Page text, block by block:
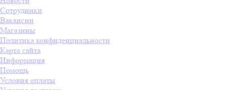
Сотрудники
Вакансии
Магазины
Политика конфиденциальности
Карта сайта
Информация
Помощь
Условия оплаты